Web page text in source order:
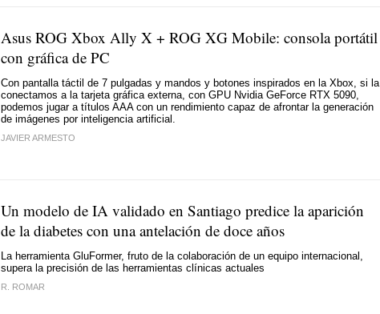
Asus ROG Xbox Ally X + ROG XG Mobile: consola portátil
con gráfica de PC
Con pantalla táctil de 7 pulgadas y mandos y botones inspirados en la Xbox, si la
conectamos a la tarjeta gráfica externa, con GPU Nvidia GeForce RTX 5090,
podemos jugar a títulos AAA con un rendimiento capaz de afrontar la generación
de imágenes por inteligencia artificial.
JAVIER ARMESTO
Un modelo de IA validado en Santiago predice la aparición
de la diabetes con una antelación de doce años
La herramienta GluFormer, fruto de la colaboración de un equipo internacional,
supera la precisión de las herramientas clínicas actuales
R. ROMAR